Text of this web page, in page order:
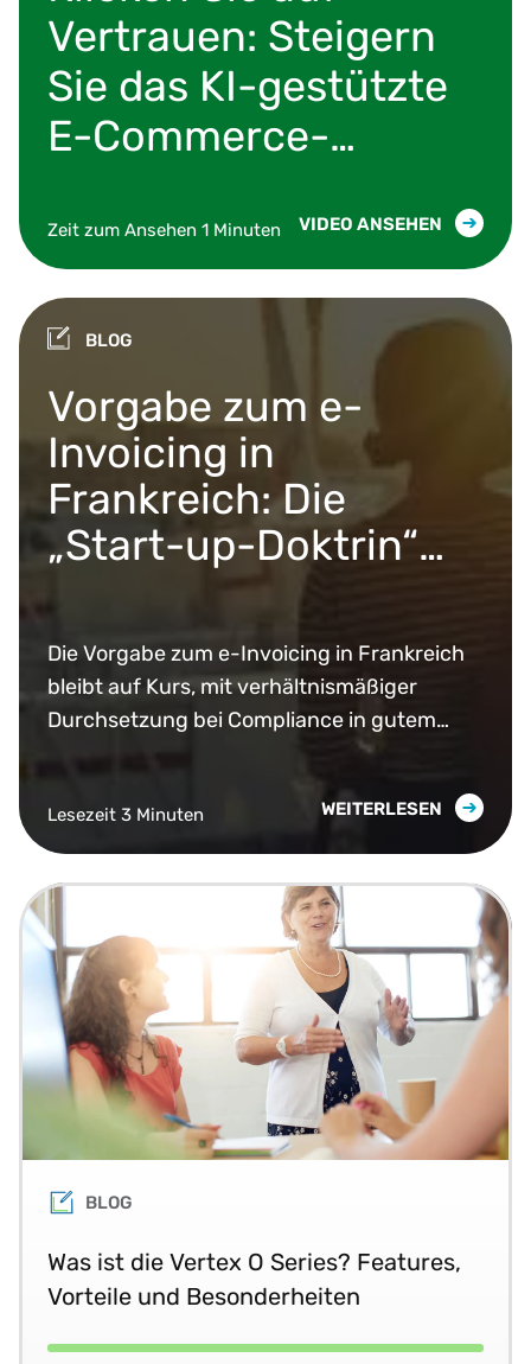
Vertrauen: Steigern
Sie das KI-gestützte
E-Commerce-
skalieren Sie mit
Shopify, Microsoft
und Vertex.
Zeit zum Ansehen 1 Minuten VIDEO ANSEHEN
BLOG
Vorgabe zum e-
Invoicing in
Frankreich: Die
„Start-up-Doktrin“
der DGFiP erläutert
Die Vorgabe zum e-Invoicing in Frankreich
bleibt auf Kurs, mit verhältnismäßiger
Durchsetzung bei Compliance in gutem
Lesezeit 3 Minuten WEITERLESEN
BLOG
Was ist die Vertex O Series? Features,
Vorteile und Besonderheiten